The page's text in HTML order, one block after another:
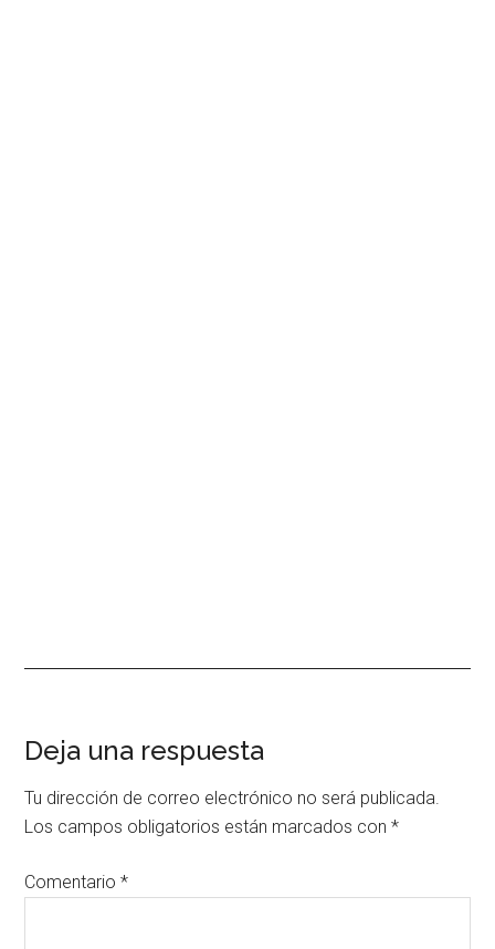
Interacciones
con
los
lectores
Deja una respuesta
Tu dirección de correo electrónico no será publicada.
Los campos obligatorios están marcados con*
Comentario*